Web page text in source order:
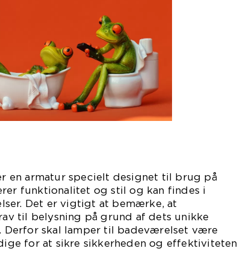
en armatur specielt designet til brug på
funktionalitet og stil og kan findes i
Det er vigtigt at bemærke, at
til belysning på grund af dets unikke
Derfor skal lamper til badeværelset være
for at sikre sikkerheden og effektiviteten